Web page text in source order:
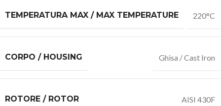
TEMPERATURA MAX / MAX TEMPERATURE 220°C
CORPO / HOUSING Ghisa / Cast Iron
ROTORE / ROTOR AISI 430F